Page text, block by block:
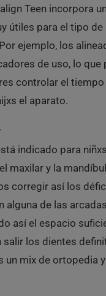
Teen incorpora
útiles para el tipo
ejemplo, los
de uso, lo que
controlar el
el aparato.
indicado para
maxilar y la
corregir así los
alguna de las
así el espacio
salir los dientes
un mix de ortopedia